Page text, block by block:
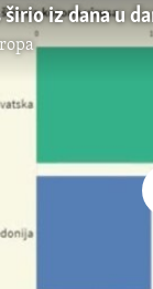
iz dana u
No media